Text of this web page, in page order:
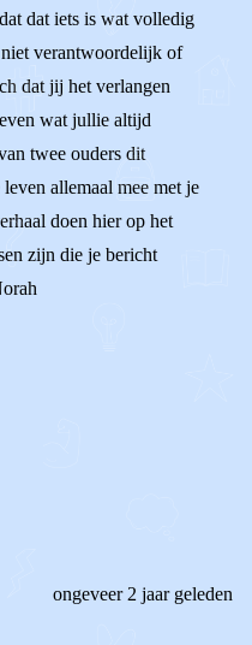
dat iets is wat volledig
verantwoordelijk of
dat jij het verlangen
wat jullie altijd
twee ouders dit
allemaal mee met je
doen hier op het
zijn die je bericht
ongeveer 2 jaar geleden